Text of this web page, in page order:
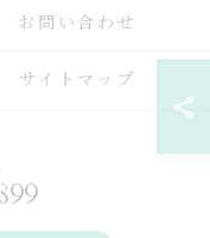
お問い合わせ
サイトマップ